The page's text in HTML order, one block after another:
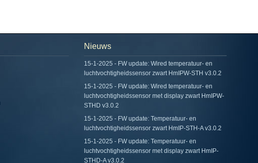
Nieuws
15-1-2025 - FW update: Wired temperatuur- en
luchtvochtigheidssensor zwart HmIPW-STH v3.0.2
15-1-2025 - FW update: Wired temperatuur- en
luchtvochtigheidssensor met display zwart HmIPW-
STHD v3.0.2
15-1-2025 - FW update: Temperatuur- en
luchtvochtigheidssensor zwart HmIP-STH-A v3.0.2
15-1-2025 - FW update: Temperatuur- en
luchtvochtigheidssensor met display zwart HmIP-
STHD-A v3.0.2